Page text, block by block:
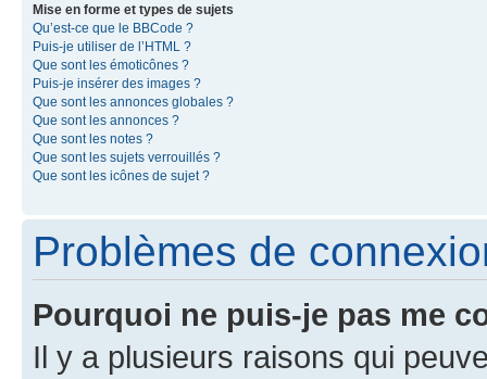
Mise en forme et types de sujets
Qu’est-ce que le BBCode ?
Puis-je utiliser de l’HTML ?
Que sont les émoticônes ?
Puis-je insérer des images ?
Que sont les annonces globales ?
Que sont les annonces ?
Que sont les notes ?
Que sont les sujets verrouillés ?
Que sont les icônes de sujet ?
Problèmes de
Pourquoi ne puis-je pas me
Il y a plusieurs raisons qui